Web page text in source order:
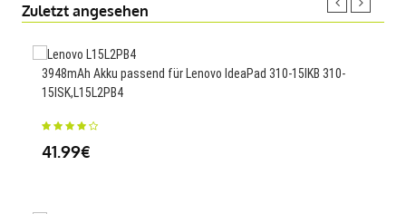
Zuletzt angesehen
3948mAh Akku passend für Lenovo IdeaPad 310-15IKB 310-
15ISK,L15L2PB4
41.99€